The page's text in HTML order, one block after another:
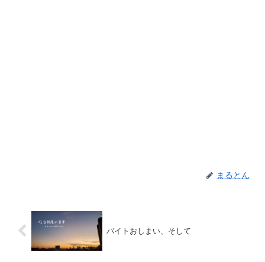
まるとん
バイトおしまい、そして